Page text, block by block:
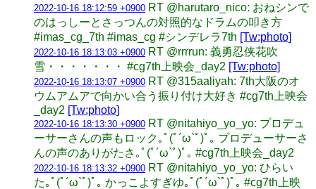
2022-10-16 18:12:59 +0900 RT @harutaro_nico: おねシンで
のはっしーとさっつんの対照的なドラムの叩き方
#imas_cg_7th #imas_cg #シンデレラ7th [Tw:photo]
2022-10-16 18:13:03 +0900 RT @rrrrun: 義勇忍侠花吹
雪・・・・・・・ #cg7th上映会_day2 [Tw:photo]
2022-10-16 18:13:07 +0900 RT @315aaliyah: 7th大阪のオ
ウムアムアで向かい合う振り付け大好き #cg7th上映会
_day2 [Tw:photo]
2022-10-16 18:13:30 +0900 RT @nitahiyo_yo_yo: プロデュ
ーサーさんの声もロック｡ﾟ(ﾟ´ω`ﾟ)ﾟ｡ プロデューサーさ
んの声のありがたさ｡ﾟ(ﾟ´ω`ﾟ)ﾟ｡ #cg7th上映会_day2
2022-10-16 18:13:32 +0900 RT @nitahiyo_yo_yo: ひらい
た｡ﾟ(ﾟ´ω`ﾟ)ﾟ｡ かっこよすぎゆ｡ﾟ(ﾟ´ω`ﾟ)ﾟ｡ #cg7th上映